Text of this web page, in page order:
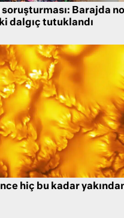
Barajda
dalgıç tutuklandı
hiç bu kadar